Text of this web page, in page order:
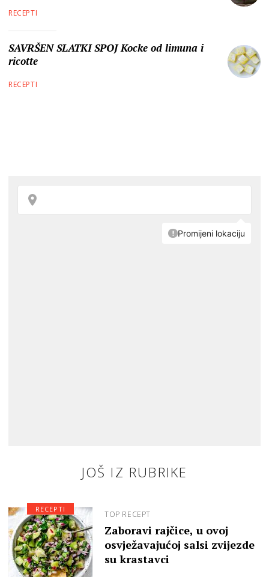
RECEPTI
SAVRŠEN SLATKI SPOJ Kocke od limuna i
ricotte
RECEPTI
JOŠ IZ RUBRIKE
TOP RECEPT
Zaboravi rajčice, u ovoj
osvježavajućoj salsi zvijezde
su krastavci
RECEPTI